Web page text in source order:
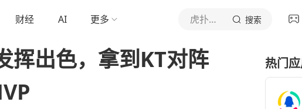
财经 AI 更多 虎扑体育内容 搜索
挥出色，拿到KT对阵
热门